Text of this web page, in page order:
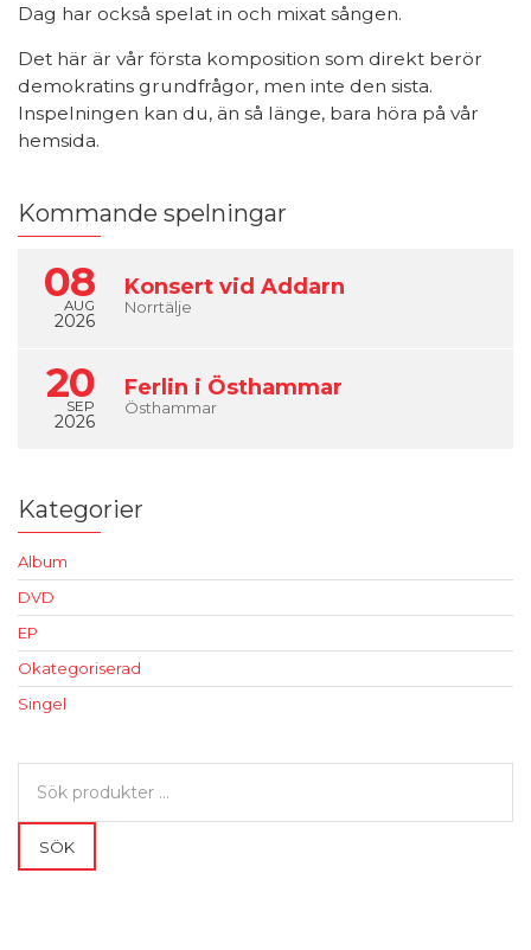
Dag har också spelat in och mixat sången.
Det här är vår första komposition som direkt berör
demokratins grundfrågor, men inte den sista.
Inspelningen kan du, än så länge, bara höra på vår
hemsida.
Kommande spelningar
08
AUG
2026
Konsert vid Addarn
Norrtälje
20
SEP
2026
Ferlin i Östhammar
Östhammar
Kategorier
Album
DVD
EP
Okategoriserad
Singel
efter:
SÖK